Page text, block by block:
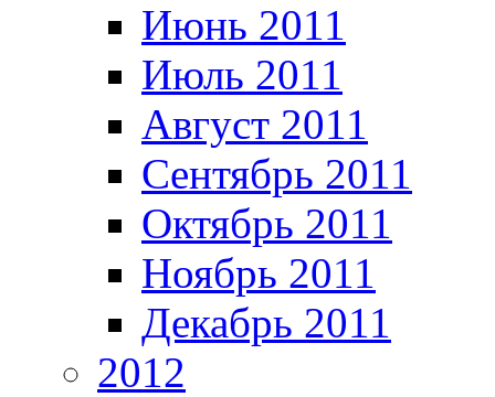
Июнь 2011
Июль 2011
Август 2011
Сентябрь 2011
Октябрь 2011
Ноябрь 2011
Декабрь 2011
2012